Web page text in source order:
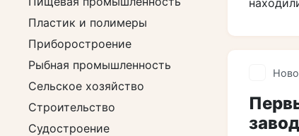
Пластик и полимеры
Приборостроение
Рыбная промышленность
Сельское хозяйство
Строительство
Судостроение